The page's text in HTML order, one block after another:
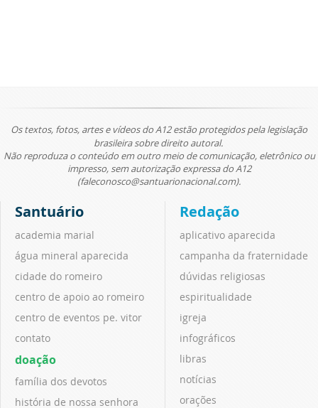
Os textos, fotos, artes e vídeos do A12 estão protegidos pela legislação
brasileira sobre direito autoral.
Não reproduza o conteúdo em outro meio de comunicação, eletrônico ou
impresso, sem autorização expressa do A12
(faleconosco@santuarionacional.com).
Santuário
academia marial
água mineral aparecida
cidade do romeiro
centro de apoio ao romeiro
centro de eventos pe. vitor
contato
doação
família dos devotos
história de nossa senhora
Redação
aplicativo aparecida
campanha da fraternidade
dúvidas religiosas
espiritualidade
igreja
infográficos
libras
notícias
orações